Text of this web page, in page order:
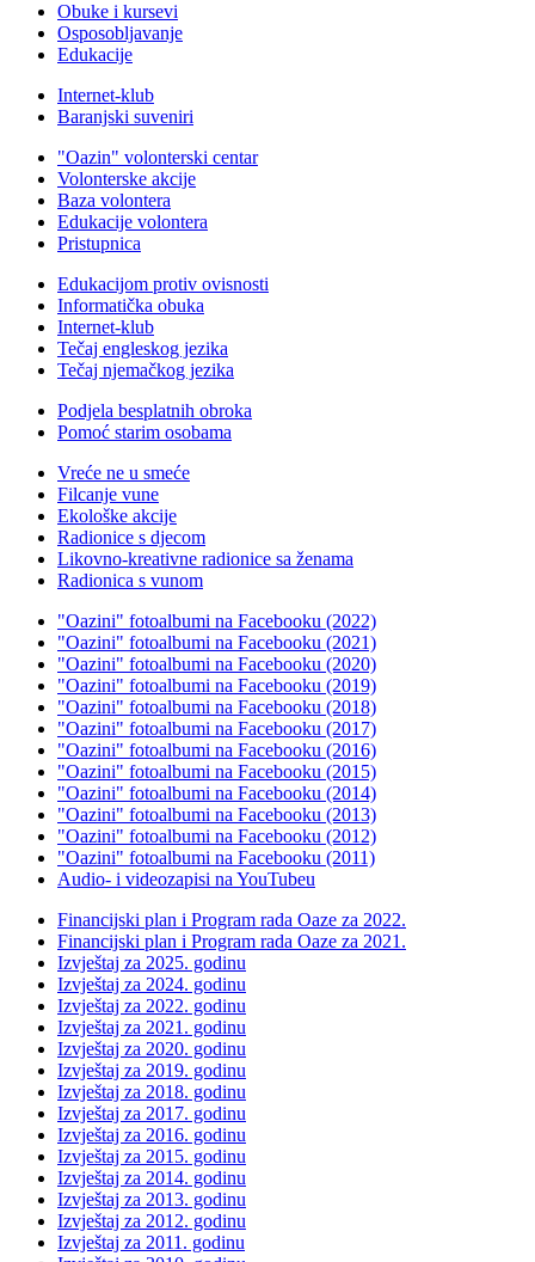
Obuke i kursevi
Osposobljavanje
Edukacije
Internet-klub
Baranjski suveniri
"Oazin" volonterski centar
Volonterske akcije
Baza volontera
Edukacije volontera
Pristupnica
Edukacijom protiv ovisnosti
Informatička obuka
Internet-klub
Tečaj engleskog jezika
Tečaj njemačkog jezika
Podjela besplatnih obroka
Pomoć starim osobama
Vreće ne u smeće
Filcanje vune
Ekološke akcije
Radionice s djecom
Likovno-kreativne radionice sa ženama
Radionica s vunom
"Oazini" fotoalbumi na Facebooku (2022)
"Oazini" fotoalbumi na Facebooku (2021)
"Oazini" fotoalbumi na Facebooku (2020)
"Oazini" fotoalbumi na Facebooku (2019)
"Oazini" fotoalbumi na Facebooku (2018)
"Oazini" fotoalbumi na Facebooku (2017)
"Oazini" fotoalbumi na Facebooku (2016)
"Oazini" fotoalbumi na Facebooku (2015)
"Oazini" fotoalbumi na Facebooku (2014)
"Oazini" fotoalbumi na Facebooku (2013)
"Oazini" fotoalbumi na Facebooku (2012)
"Oazini" fotoalbumi na Facebooku (2011)
Audio- i videozapisi na YouTubeu
Financijski plan i Program rada Oaze za 2022.
Financijski plan i Program rada Oaze za 2021.
Izvještaj za 2025. godinu
Izvještaj za 2024. godinu
Izvještaj za 2022. godinu
Izvještaj za 2021. godinu
Izvještaj za 2020. godinu
Izvještaj za 2019. godinu
Izvještaj za 2018. godinu
Izvještaj za 2017. godinu
Izvještaj za 2016. godinu
Izvještaj za 2015. godinu
Izvještaj za 2014. godinu
Izvještaj za 2013. godinu
Izvještaj za 2012. godinu
Izvještaj za 2011. godinu